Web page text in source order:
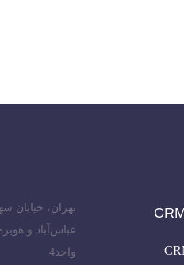
تهران، خیابان
واحد4